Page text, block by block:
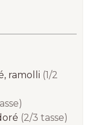
ramolli (1/2
(2/3 tasse)